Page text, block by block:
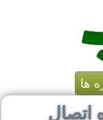
ها
اتصال